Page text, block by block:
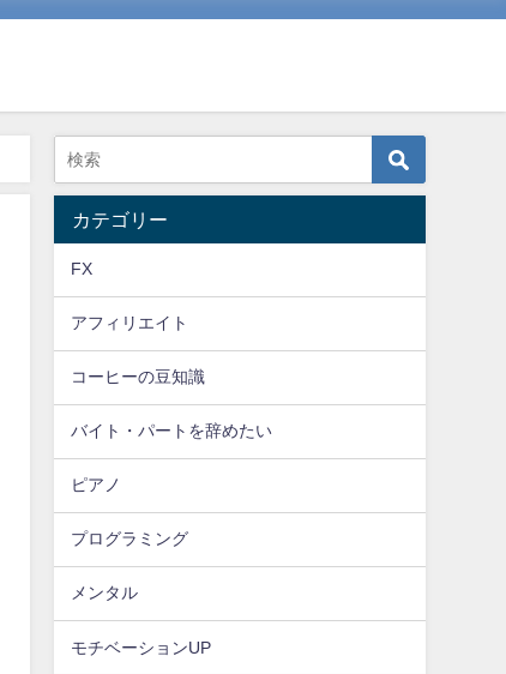
カテゴリー
FX
アフィリエイト
コーヒーの豆知識
バイト・パートを辞めたい
ピアノ
プログラミング
メンタル
モチベーションUP